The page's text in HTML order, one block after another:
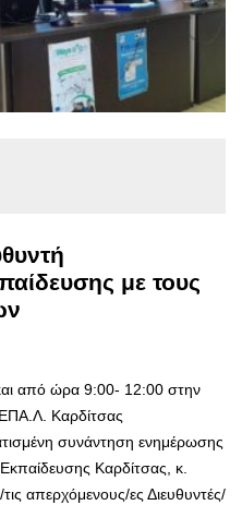
με τους
από ώρα 9:00- 12:00 στην
Καρδίτσας
συνάντηση ενημέρωσης
Καρδίτσας, κ.
απερχόμενους/ες Διευθυντές/